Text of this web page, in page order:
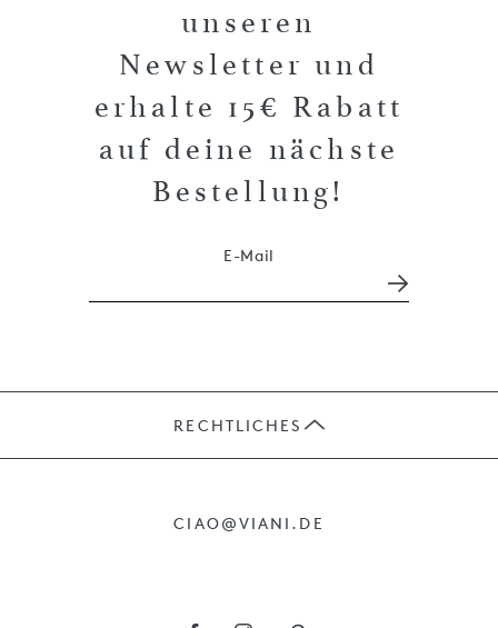
unseren
Newsletter und
erhalte 15€ Rabatt
auf deine nächste
Bestellung!
E-Mail
RECHTLICHES
CIAO@VIANI.DE